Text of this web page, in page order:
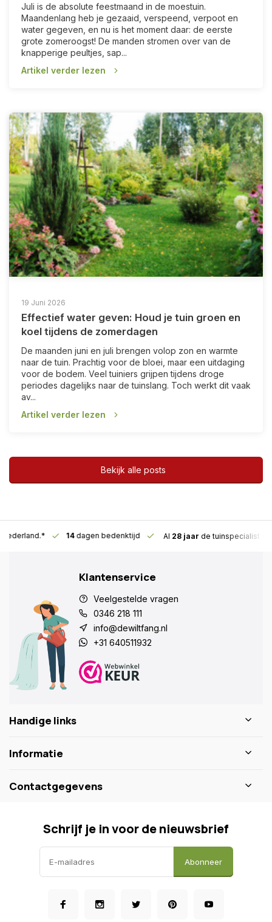
Juli is de absolute feestmaand in de moestuin.
Maandenlang heb je gezaaid, verspeend, verpoot en
water gegeven, en nu is het moment daar: de eerste
grote zomeroogst! De manden stromen over van de
knapperige peultjes, sap...
Artikel verder lezen
19 Juni 2026
Effectief water geven: Houd je tuin groen en
koel tijdens de zomerdagen
De maanden juni en juli brengen volop zon en warmte
naar de tuin. Prachtig voor de bloei, maar een uitdaging
voor de bodem. Veel tuiniers grijpen tijdens droge
periodes dagelijks naar de tuinslang. Toch werkt dit vaak
av...
Artikel verder lezen
Bekijk alle posts
Nederland.* 14dagen bedenktijd Al 28 jaar de tuinspecialist
Klantenservice
Veelgestelde vragen
0346 218 111
info@dewiltfang.nl
+31 640511932
Handige links
Informatie
Contactgegevens
Schrijf je in voor de nieuwsbrief
Abonneer